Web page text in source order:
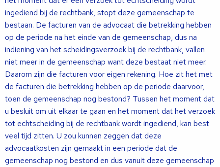
ingediend bij de rechtbank, stopt deze gemeenschap te
bestaan. De facturen van de advocaat die betrekking hebben
op de periode na het einde van de gemeenschap, dus na
indiening van het scheidingsverzoek bij de rechtbank, vallen
niet meer in de gemeenschap want deze bestaat niet meer.
Daarom zijn die facturen voor eigen rekening. Hoe zit het met
de facturen die betrekking hebben op de periode daarvoor,
toen de gemeenschap nog bestond? Tussen het moment dat
u besluit om uit elkaar te gaan en het moment dat het verzoek
tot echtscheiding bij de rechtbank wordt ingediend, kan best
veel tijd zitten. U zou kunnen zeggen dat deze
advocaatkosten zijn gemaakt in een periode dat de
gemeenschap nog bestond en dus vanuit deze gemeenschap